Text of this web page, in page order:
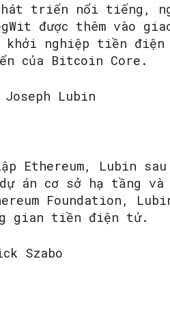
triển nổi tiếng,
được thêm vào
khởi nghiệp tiền
của Bitcoin Core.
Lubin
Ethereum, Lubin
án cơ sở hạ tầng
Foundation,
gian tiền điện tử.
Szabo